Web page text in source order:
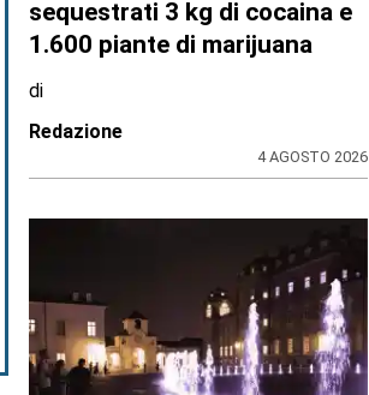
sequestrati 3 kg di cocaina e
1.600 piante di marijuana
di
Redazione
4 AGOSTO 2026